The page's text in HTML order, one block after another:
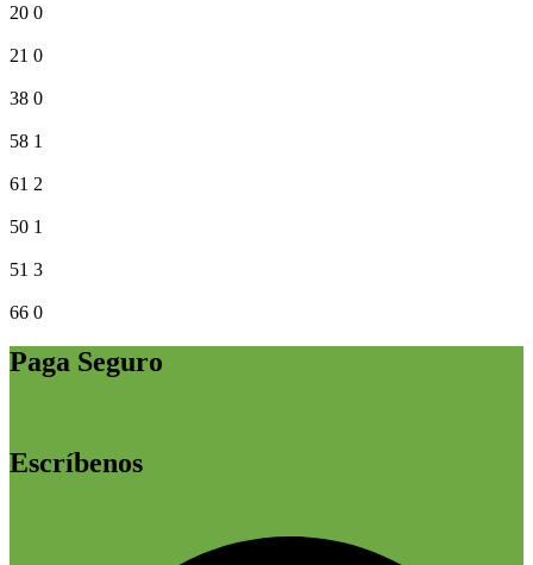
20 0
21 0
38 0
58 1
61 2
50 1
51 3
66 0
Paga Seguro
Escríbenos